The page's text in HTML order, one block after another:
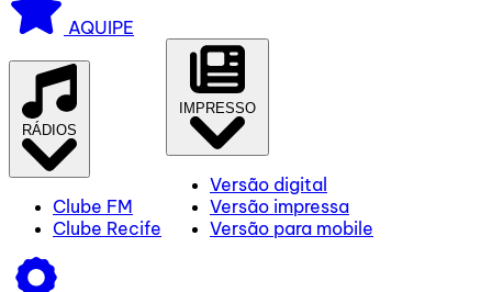
AQUIPE
RÁDIOS
Clube FM
Clube Recife
IMPRESSO
Versão digital
Versão impressa
Versão para mobile